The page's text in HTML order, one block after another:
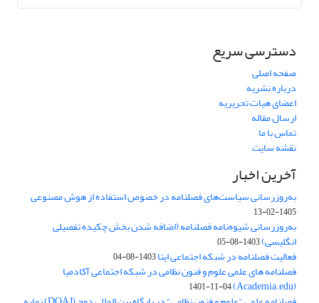
دسترسی سریع
صفحه اصلی
درباره نشریه
اعضای هیات تحریریه
ارسال مقاله
تماس با ما
نقشه سایت
آخرین اخبار
به‌روزرسانی سیاست‌های فصلنامه در خصوص استفاده از هوش مصنوعی
1405-02-13
به‌روزرسانی شیوه‌نامه فصلنامه (اضافه شدن بخش چکیده تفصیلی
انگلیسی)1403-08-05
فعالیت فصلنامه در شبکه اجتماعی ایتا1403-08-04
فصلنامه های علمی علوم و فنون نظامی در شبکه اجتماعی آکادمیا
(Academia.edu)
1401-11-04